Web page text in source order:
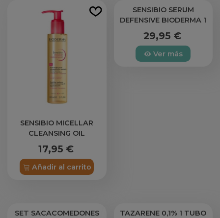
SENSIBIO MICELLAR
CLEANSING OIL
ML
17,95 €
Añadir al carrito
SENSIBIO SERUM
DEFENSIVE BIODERMA 1
ENVASE 30 ML
29,95 €
Ver más
SET SACACOMEDONES
TAZARENE 0,1% 1 TUBO